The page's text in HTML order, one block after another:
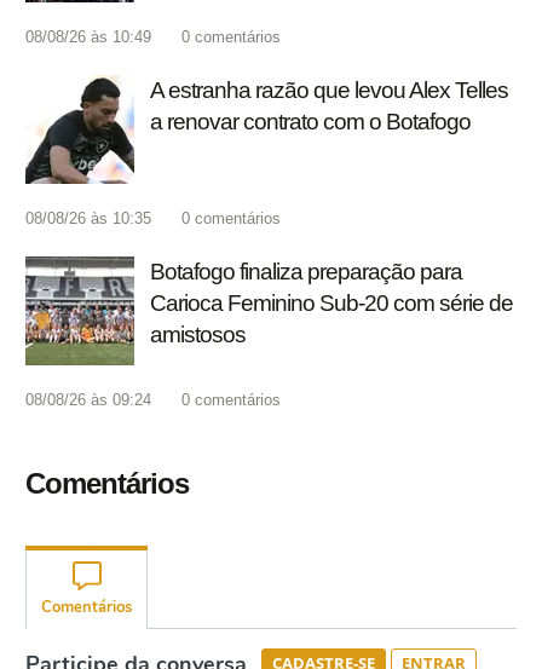
08/08/26 às 10:49 0 comentários
A estranha razão que levou Alex Telles
a renovar contrato com o Botafogo
08/08/26 às 10:35 0 comentários
Botafogo finaliza preparação para
Carioca Feminino Sub-20 com série de
amistosos
08/08/26 às 09:24 0 comentários
Comentários